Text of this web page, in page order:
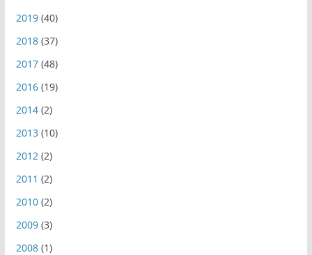
2019(40)
2018(37)
2017(48)
2016(19)
2014(2)
2013(10)
2012(2)
2011 (2)
2010(2)
2009(3)
2008(1)